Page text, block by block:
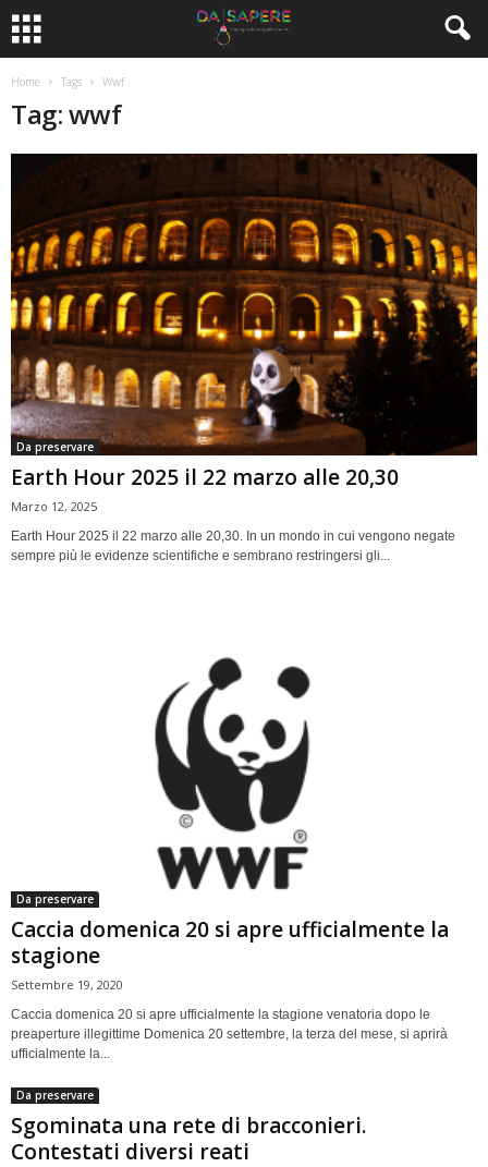
Home Tags Wwf
Tag: wwf
Da preservare
Earth Hour 2025 il 22 marzo alle 20,30
Marzo 12, 2025
Earth Hour 2025 il 22 marzo alle 20,30. In un mondo in cui vengono negate
sempre più le evidenze scientifiche e sembrano restringersi gli...
Da preservare
Caccia domenica 20 si apre ufficialmente la
stagione
Settembre 19, 2020
Caccia domenica 20 si apre ufficialmente la stagione venatoria dopo le
preaperture illegittime Domenica 20 settembre, la terza del mese, si aprirà
ufficialmente la...
Da preservare
Sgominata una rete di bracconieri.
Contestati diversi reati